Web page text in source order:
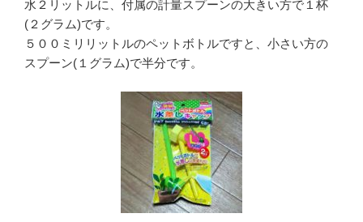
水２リットルに、付属の計量スプーンの大きい方で１杯
(２グラム)です。
５００ミリリットルのペットボトルですと、小さい方の
スプーン(１グラム)で半分です。